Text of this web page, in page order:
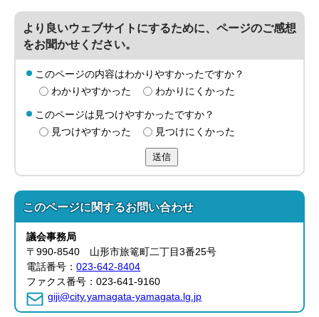
より良いウェブサイトにするために、ページのご感想
をお聞かせください。
このページの内容はわかりやすかったですか？
わかりやすかった
わかりにくかった
このページは見つけやすかったですか？
見つけやすかった
見つけにくかった
送信
このページに関するお問い合わせ
議会事務局
〒990-8540 山形市旅篭町二丁目3番25号
電話番号：023-642-8404
ファクス番号：023-641-9160
giji@city.yamagata-yamagata.lg.jp